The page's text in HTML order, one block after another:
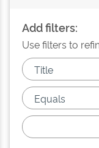
Add filters:
Use filters to